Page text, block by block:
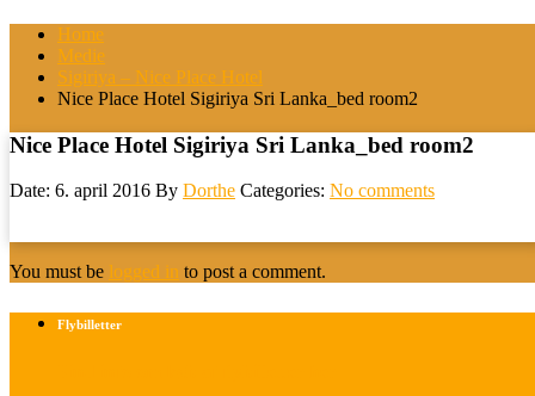
Home
Medie
Sigiriya – Nice Place Hotel
Nice Place Hotel Sigiriya Sri Lanka_bed room2
Nice Place Hotel Sigiriya Sri Lanka_bed room2
Date: 6. april 2016 By Dorthe Categories: No comments
You must be logged in to post a comment.
Flybilletter